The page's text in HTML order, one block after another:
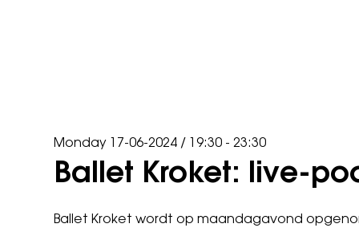
Monday 17-06-2024 / 19:30 - 23:30
Ballet Kroket: live-
Ballet Kroket wordt op maandagavond